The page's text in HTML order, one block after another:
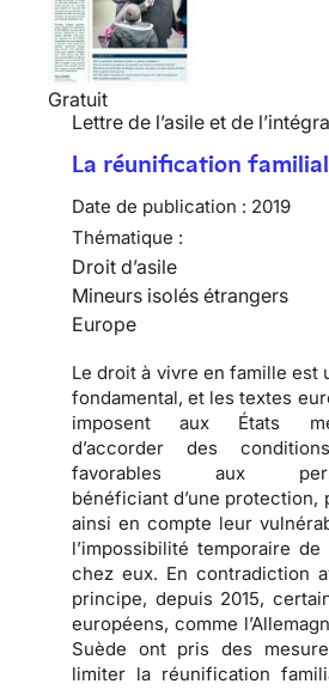
Gratuit
Lettre de l’asile et de
La réunification
Date de publication : 2019
Thématique :
Droit d’asile
Mineurs isolés étrangers
Europe
Le droit à vivre en famille est
fondamental, et les textes
imposent aux États
d’accorder des
favorables aux
bénéficiant d’une protection,
ainsi en compte leur
l’impossibilité temporaire
chez eux. En contradiction
principe, depuis 2015,
européens, comme
Suède ont pris des
limiter la réunification